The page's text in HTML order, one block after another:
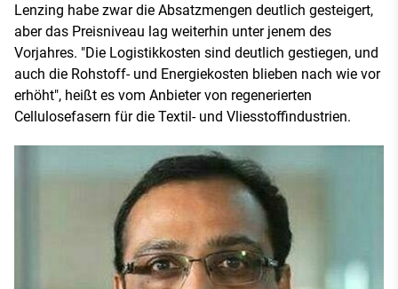
Lenzing habe zwar die Absatzmengen deutlich gesteigert,
aber das Preisniveau lag weiterhin unter jenem des
Vorjahres. "Die Logistikkosten sind deutlich gestiegen, und
auch die Rohstoff- und Energiekosten blieben nach wie vor
erhöht", heißt es vom Anbieter von regenerierten
Cellulosefasern für die Textil- und Vliesstoffindustrien.